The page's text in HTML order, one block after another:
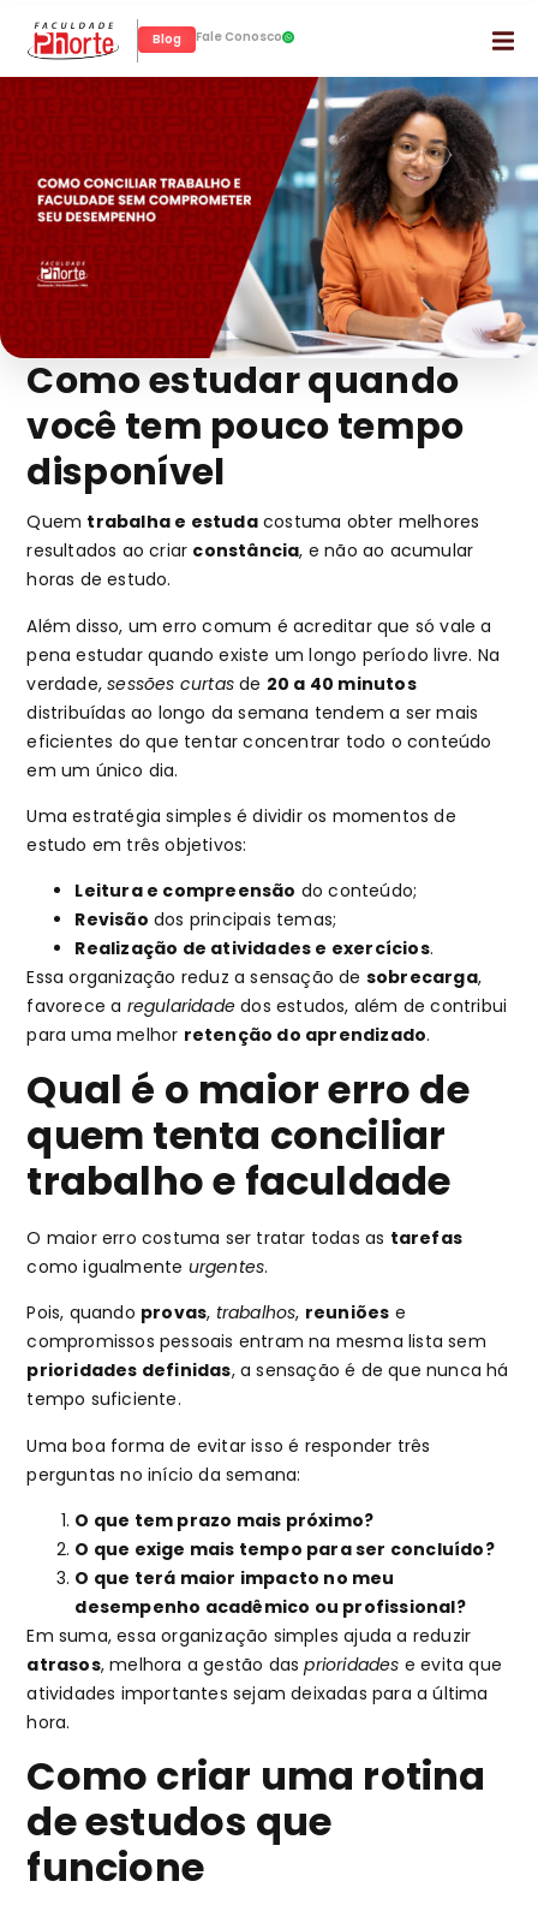
Blog Fale Conosco
Como estudar quando
você tem pouco tempo
disponível
Quem trabalha e estudacostuma obter melhores
resultados ao criar constância, e não ao acumular
horas de estudo.
Além disso, um erro comum é acreditar que só vale a
pena estudar quando existe um longo período livre. Na
verdade,sessões curtas de 20 a 40 minutos
distribuídas ao longo da semana tendem a ser mais
eficientes do que tentar concentrar todo o conteúdo
em um único dia.
Uma estratégia simples é dividir os momentos de
estudo em três objetivos:
Leitura e compreensão do conteúdo;
Revisão dos principais temas;
Realização de atividades e exercícios.
Essa organização reduz a sensação de sobrecarga,
favorece a regularidade dos estudos, além de contribui
para uma melhor retenção do aprendizado.
Qual é o maior erro de
quem tenta conciliar
trabalho e faculdade
O maior erro costuma ser tratar todas as tarefas
como igualmente urgentes.
Pois, quando provas, trabalhos, reuniões e
compromissos pessoais entram na mesma lista sem
prioridades definidas, a sensação é de que nunca há
tempo suficiente.
Uma boa forma de evitar isso é responder três
perguntas no início da semana:
O que tem prazo mais próximo?
O que exige mais tempo para ser concluído?
O que terá maior impacto no meu
desempenho acadêmico ou profissional?
Em suma, essa organização simples ajuda a reduzir
atrasos, melhora a gestão dasprioridades e evita que
atividades importantes sejam deixadas para a última
hora.
Como criar uma rotina
de estudos que
funcione